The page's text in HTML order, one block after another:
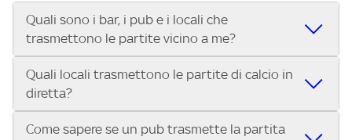
Quali sono i bar, i pub e i locali che
trasmettono le partite vicino a me?
Se cerchi un bar, pub, ristorante o locale vicino a te per
vedere le partite di Serie A ENILIVE, la Serie C Sky Wifi, la
UEFA Champions League, la UEFA Europa League, la UEFA
Conference League, il Tennis, la Formula 1®, la MotoGP™ e
Quali locali trasmettono le partite di calcio in
diretta?
Vuoi sapere quali bar, pub o ristoranti mostrano le partite
Come sapere se un pub trasmette la partita